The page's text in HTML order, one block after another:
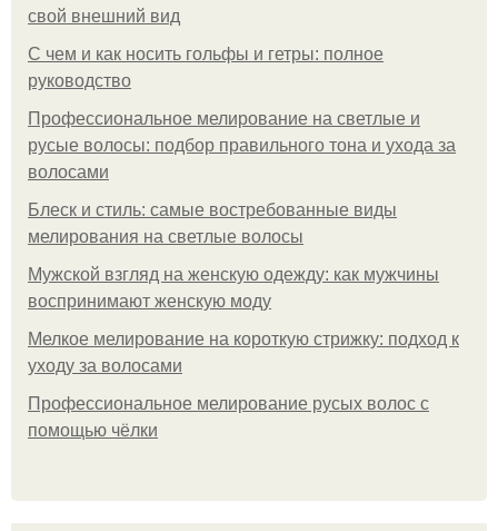
свой внешний вид
С чем и как носить гольфы и гетры: полное
руководство
Профессиональное мелирование на светлые и
русые волосы: подбор правильного тона и ухода за
волосами
Блеск и стиль: самые востребованные виды
мелирования на светлые волосы
Мужской взгляд на женскую одежду: как мужчины
воспринимают женскую моду
Мелкое мелирование на короткую стрижку: подход к
уходу за волосами
Профессиональное мелирование русых волос с
помощью чёлки